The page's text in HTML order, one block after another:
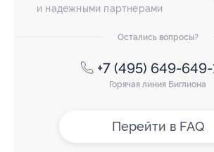
и надежными партнерами
Остались вопросы?
+7 (495) 649-649-
Горячая линия Биглиона
Перейти в FAQ